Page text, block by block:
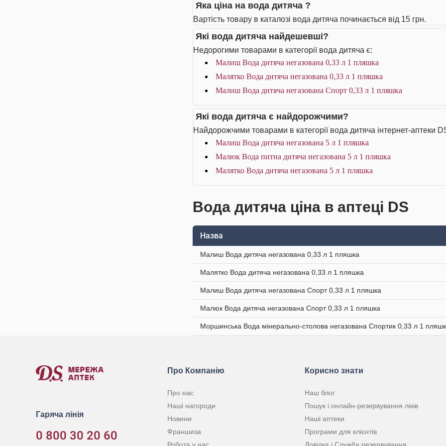
Яка ціна на вода дитяча ?
Вартість товару в каталозі вода дитяча починається від 15 грн.
Які вода дитяча найдешевші?
Недорогими товарами в категорії вода дитяча є:
Малиш Вода дитяча негазована 0,33 л 1 пляшка
Малятко Вода дитяча негазована 0,33 л 1 пляшка
Малиш Вода дитяча негазована Спорт 0,33 л 1 пляшка
Які вода дитяча є найдорожчими?
Найдорожчими товарами в категорії вода дитяча інтернет-аптеки
Малиш Вода дитяча негазована 5 л 1 пляшка
Малюк Вода питна дитяча негазована 5 л 1 пляшка
Малятко Вода дитяча негазована 5 л 1 пляшка
Вода дитяча ціна в аптеці DS
Назва
Малиш Вода дитяча негазована 0,33 л 1 пляшка
Малятко Вода дитяча негазована 0,33 л 1 пляшка
Малиш Вода дитяча негазована Спорт 0,33 л 1 пляшка
Малюк Вода дитяча негазована Спорт 0,33 л 1 пляшка
Моршинська Вода мінерально-столова негазована Спортик 0,33 л 1
Гаряча лінія
0 800 30 20 60
Про Компанію
Про нас
Наші нагороди
Новини
Франшиза
Корисно знати
Наш блог
Пошук і онлайн-резервування ліків
Наші аптеки
Програми для клієнтів